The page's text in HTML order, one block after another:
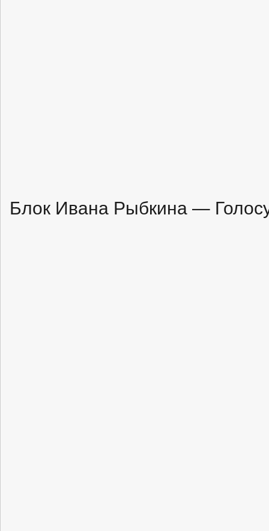
Блок Ивана Рыбкина —